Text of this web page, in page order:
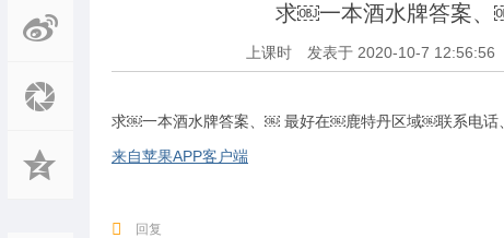
求￼一本酒水牌答案
上课时 发表于 2020-10-7 12:56:56
求￼一本酒水牌答案、￼ 最好在￼鹿特丹区域￼联系电话
来自苹果APP客户端
回复